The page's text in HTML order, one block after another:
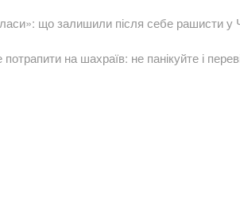
що залишили після себе рашисти у
на шахраїв: не панікуйте і